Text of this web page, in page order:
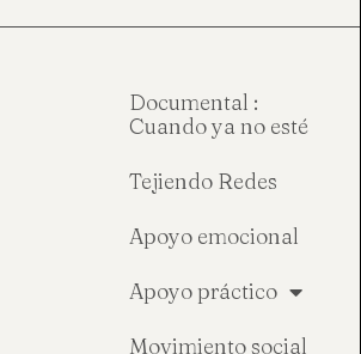
Documental :
Cuando ya no esté
Tejiendo Redes
Apoyo emocional
Apoyo práctico
Movimiento social